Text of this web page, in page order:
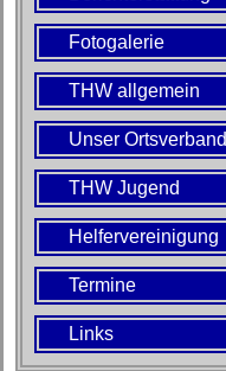
Fotogalerie
THW allgemein
Unser Ortsverband
THW Jugend
Helfervereinigung
Termine
Links